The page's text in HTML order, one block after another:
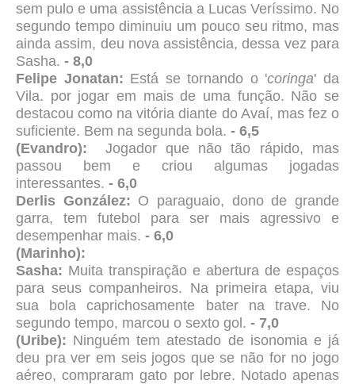
sem pulo e uma assistência a Lucas Veríssimo. No
segundo tempo diminuiu um pouco seu ritmo, mas
ainda assim, deu nova assistência, dessa vez para
Sasha. - 8,0
Felipe Jonatan: Está se tornando o 'coringa' da
Vila. por jogar em mais de uma função. Não se
destacou como na vitória diante do Avaí, mas fez o
suficiente. Bem na segunda bola. - 6,5
(Evandro): Jogador que não tão rápido, mas
passou bem e criou algumas jogadas
interessantes. - 6,0
Derlis González: O paraguaio, dono de grande
garra, tem futebol para ser mais agressivo e
desempenhar mais. - 6,0
(Marinho):
Sasha: Muita transpiração e abertura de espaços
para seus companheiros. Na primeira etapa, viu
sua bola caprichosamente bater na trave. No
segundo tempo, marcou o sexto gol. - 7,0
(Uribe): Ninguém tem atestado de isonomia e já
deu pra ver em seis jogos que se não for no jogo
aéreo, compraram gato por lebre. Notado apenas